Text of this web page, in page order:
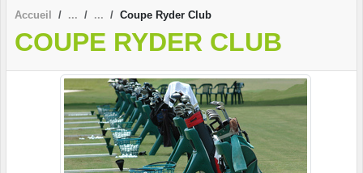
Accueil Coupe Ryder Club
COUPE RYDER CLUB